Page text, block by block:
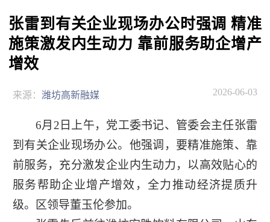
张雷到有关企业现场办公时强调 精准
施策激发内生动力 靠前服务助企增产
增效
来源： 潍坊高新融媒 2026-06-03
6月2日上午，党工委书记、管委会主任张雷
到有关企业现场办公。他强调，要精准施策、靠
前服务，充分激发企业内生动力，以高效贴心的
服务帮助企业增产增效，全力推动经济提质升
级。区领导董玉伦参加。